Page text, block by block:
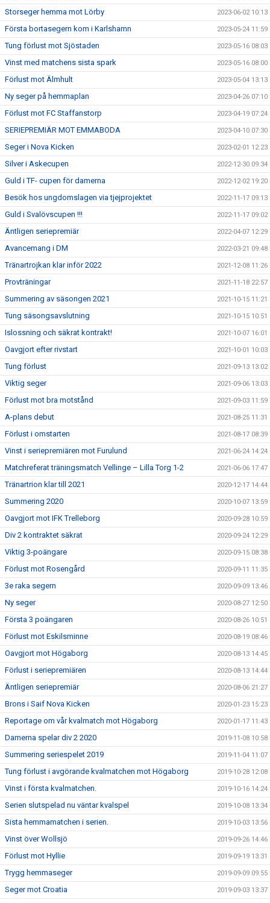
Storseger hemma mot Lörby 2023-06-02 10:13
Första bortasegern kom i Karlshamn 2023-05-24 11:59
Tung förlust mot Sjöstaden 2023-05-16 08:03
Vinst med matchens sista spark 2023-05-16 08:00
Förlust mot Älmhult 2023-05-04 13:13
Ny seger på hemmaplan 2023-04-26 07:10
Förlust mot FC Staffanstorp 2023-04-19 07:24
SERIEPREMIÄR MOT EMMABODA 2023-04-10 07:30
Seger i Nova Kicken 2023-02-01 12:23
Silver i Askecupen 2022-12-30 09:34
Guld i TF- cupen för damerna 2022-12-02 19:20
Besök hos ungdomslagen via tjejprojektet 2022-11-17 09:13
Guld i Svalövscupen !!! 2022-11-17 09:02
Äntligen seriepremiär 2022-04-07 12:29
Avancemang i DM 2022-03-21 09:48
Tränartrojkan klar inför 2022 2021-12-08 11:26
Provträningar 2021-11-18 22:57
Summering av säsongen 2021 2021-10-15 11:21
Tung säsongsavslutning 2021-10-15 10:51
Islossning och säkrat kontrakt! 2021-10-07 16:01
Oavgjort efter rivstart 2021-10-01 10:03
Tung förlust 2021-09-13 13:02
Viktig seger 2021-09-06 13:03
Förlust mot bra motstånd 2021-09-03 11:59
A-plans debut 2021-08-25 11:31
Förlust i omstarten 2021-08-17 08:39
Vinst i seriepremiären mot Furulund 2021-06-24 14:24
Matchreferat träningsmatch Vellinge – Lilla Torg 1-2 2021-06-06 17:47
Tränartrion klar till 2021 2020-12-17 14:44
Summering 2020 2020-10-07 13:59
Oavgjort mot IFK Trelleborg 2020-09-28 10:59
Div 2 kontraktet säkrat 2020-09-24 12:29
Viktig 3-poängare 2020-09-15 08:38
Förlust mot Rosengård 2020-09-11 11:35
3e raka segern 2020-09-09 13:46
Ny seger 2020-08-27 12:50
Första 3 poängaren 2020-08-26 10:51
Förlust mot Eskilsminne 2020-08-19 08:46
Oavgjort mot Högaborg 2020-08-13 14:45
Förlust i seriepremiären 2020-08-13 14:44
Äntligen seriepremiär 2020-08-06 21:27
Brons i Saif Nova Kicken 2020-01-23 15:23
Reportage om vår kvalmatch mot Högaborg 2020-01-17 11:43
Damerna spelar div 2 2020 2019-11-08 10:58
Summering seriespelet 2019 2019-11-04 11:07
Tung förlust i avgörande kvalmatchen mot Högaborg 2019-10-28 12:08
Vinst i första kvalmatchen. 2019-10-16 14:24
Serien slutspelad nu väntar kvalspel 2019-10-08 13:34
Sista hemmamatchen i serien. 2019-10-03 13:56
Vinst över Wollsjö 2019-09-26 14:46
Förlust mot Hyllie 2019-09-19 13:31
Trygg hemmaseger 2019-09-09 09:55
Seger mot Croatia 2019-09-03 13:37